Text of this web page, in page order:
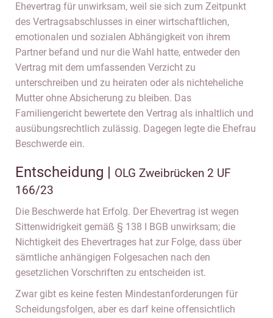
Ehevertrag für unwirksam, weil sie sich zum Zeitpunkt
des Vertragsabschlusses in einer wirtschaftlichen,
emotionalen und sozialen Abhängigkeit von ihrem
Partner befand und nur die Wahl hatte, entweder den
Vertrag mit dem umfassenden Verzicht zu
unterschreiben und zu heiraten oder als nichteheliche
Mutter ohne Absicherung zu bleiben. Das
Familiengericht bewertete den Vertrag als inhaltlich und
ausübungsrechtlich zulässig. Dagegen legte die Ehefrau
Beschwerde ein.
Entscheidung | OLG Zweibrücken 2 UF
166/23
Die Beschwerde hat Erfolg. Der Ehevertrag ist wegen
Sittenwidrigkeit gemäß § 138 I BGB unwirksam; die
Nichtigkeit des Ehevertrages hat zur Folge, dass über
sämtliche anhängigen Folgesachen nach den
gesetzlichen Vorschriften zu entscheiden ist.
Zwar gibt es keine festen Mindestanforderungen für
Scheidungsfolgen, aber es darf keine offensichtlich